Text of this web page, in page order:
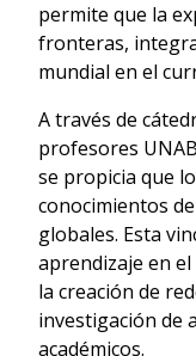
permite que la
fronteras,
mundial en el
A través de
profesores
se propicia que
conocimientos
globales. Esta
aprendizaje en
la creación de
investigación de
académicos.